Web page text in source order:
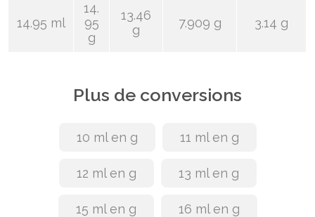
14.95 ml
14.
95
g
13.46
g
7.909 g 3.14 g
Plus de conversions
10 ml en g 11 ml en g
12 ml en g 13 ml en g
15 ml en g 16 ml en g